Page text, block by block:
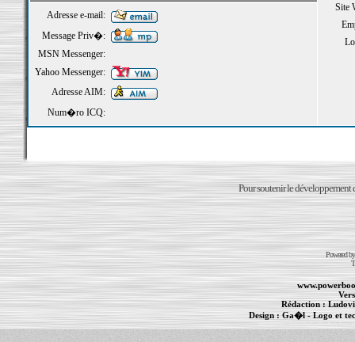
Site
Adresse e-mail:
Message Priv�:
MSN Messenger:
Yahoo Messenger:
Adresse AIM:
Num�ro ICQ:
Pour soutenir le développement
Powered
Rédaction :
Design : Ga�l- Logo et